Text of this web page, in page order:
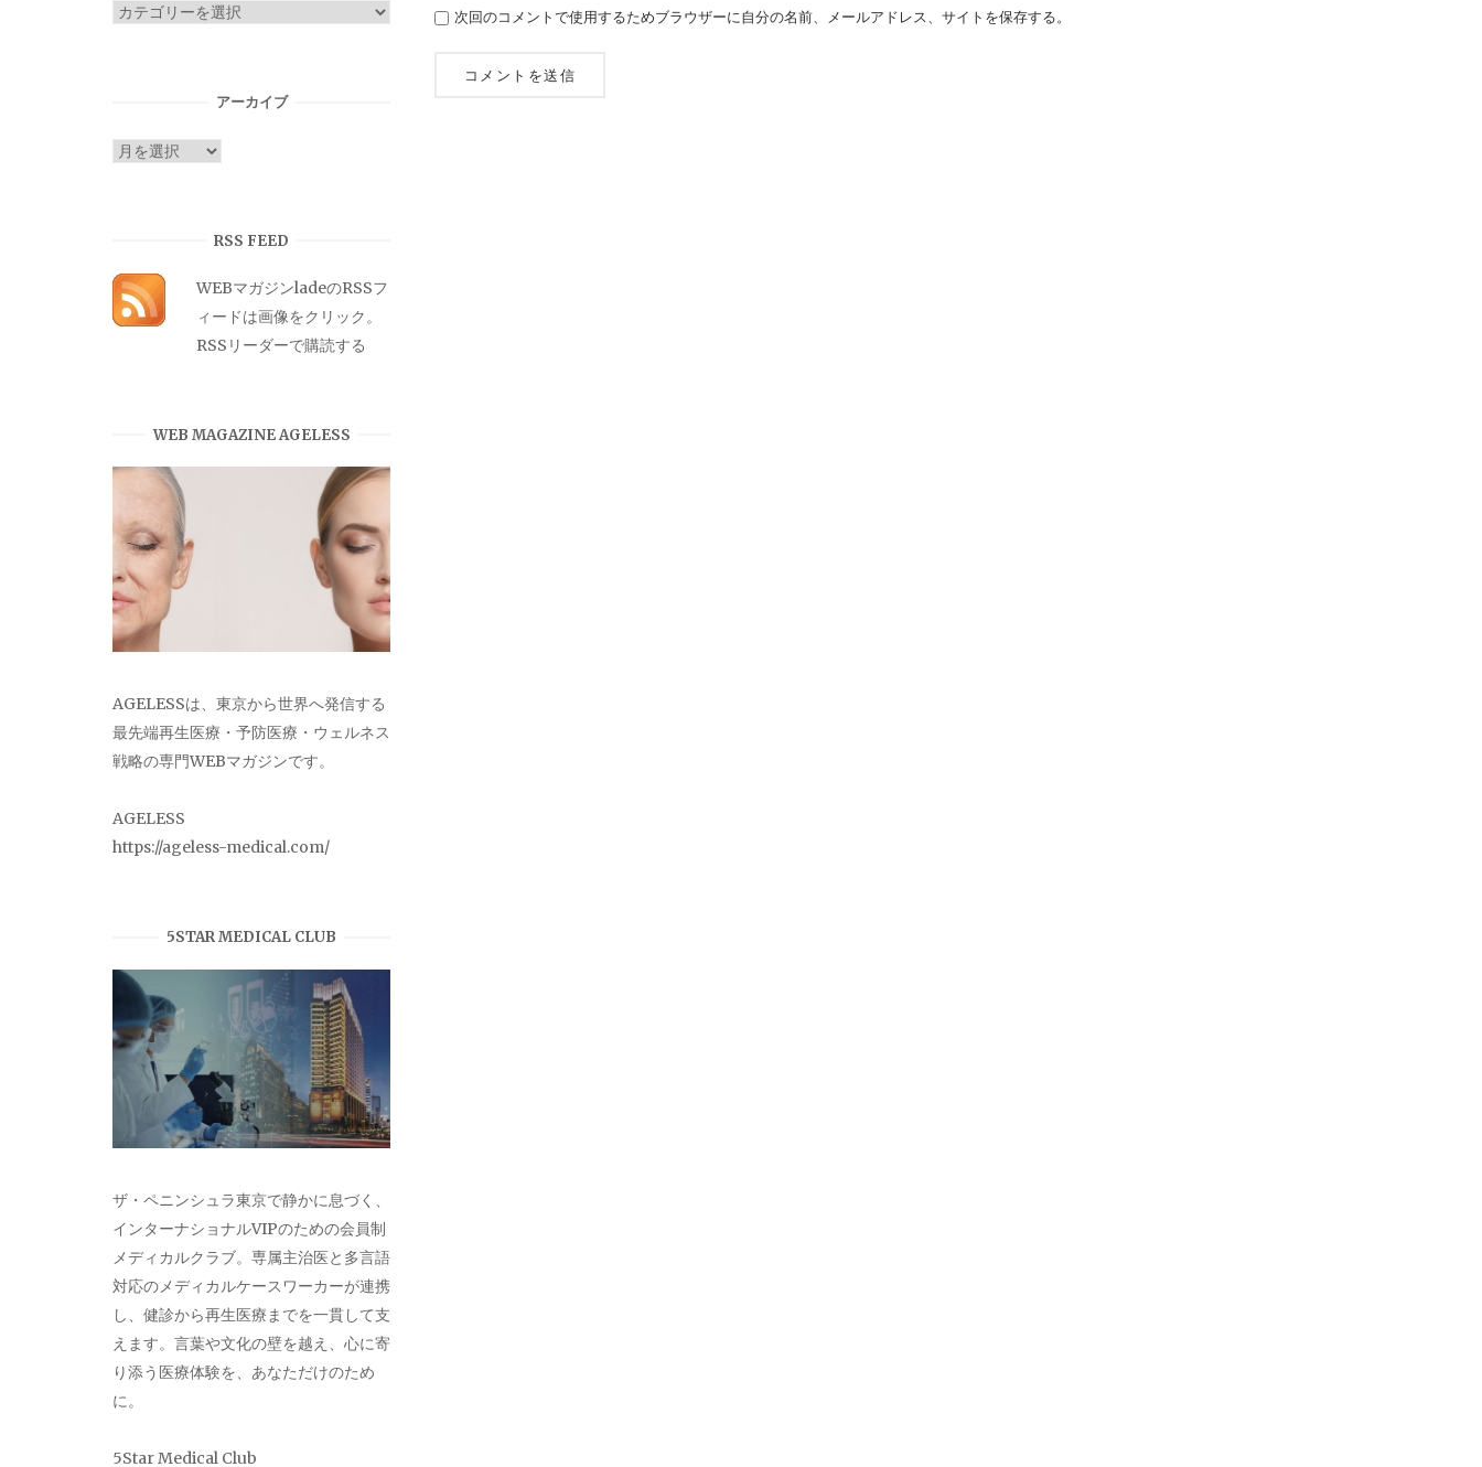
次回のコメントで使用するためブラウザーに自分の名前、メールアドレス、サイトを保存する。
カ
アーカイブ
ア
RSS FEED
WEBマガジンladeのRSSフ
ィードは画像をクリック。
RSSリーダーで購読する
WEB MAGAZINE AGELESS
AGELESSは、東京から世界へ発信する
最先端再生医療・予防医療・ウェルネス
戦略の専門WEBマガジンです。
AGELESS
https://ageless-medical.com/
5STAR MEDICAL CLUB
ザ・ペニンシュラ東京で静かに息づく、
インターナショナルVIPのための会員制
メディカルクラブ。専属主治医と多言語
対応のメディカルケースワーカーが連携
し、健診から再生医療までを一貫して支
えます。言葉や文化の壁を越え、心に寄
り添う医療体験を、あなただけのため
に。
5Star Medical Club